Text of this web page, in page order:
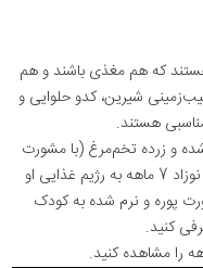
که هم مغذی باشند و هم
شیرین، کدو حلوایی و
هستند.
و زرده تخم‌مرغ (با مشورت
پزشک) نیز می‌توانند به‌عنوان غذای مقوی برای نوزاد 7 ماهه به رژیم غذایی او
پوره و نرم شده به کودک
کنید.